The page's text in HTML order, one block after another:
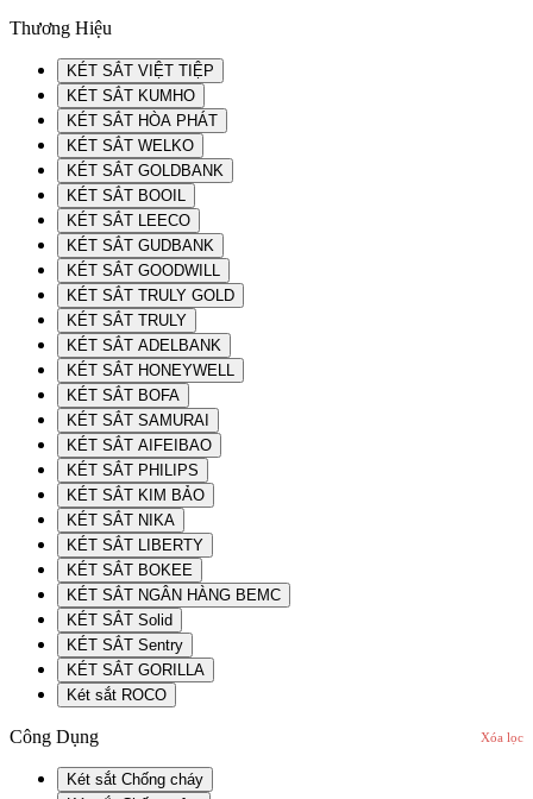
Thương Hiệu
KÉT SẮT VIỆT TIỆP
KÉT SẮT KUMHO
KÉT SẮT HÒA PHÁT
KÉT SẮT WELKO
KÉT SẮT GOLDBANK
KÉT SẮT BOOIL
KÉT SẮT LEECO
KÉT SẮT GUDBANK
KÉT SẮT GOODWILL
KÉT SẮT TRULY GOLD
KÉT SẮT TRULY
KÉT SẮT ADELBANK
KÉT SẮT HONEYWELL
KÉT SẮT BOFA
KÉT SẮT SAMURAI
KÉT SẮT AIFEIBAO
KÉT SẮT PHILIPS
KÉT SẮT KIM BẢO
KÉT SẮT NIKA
KÉT SẮT LIBERTY
KÉT SẮT BOKEE
KÉT SẮT NGÂN HÀNG BEMC
KÉT SẮT Solid
KÉT SẮT Sentry
KÉT SẮT GORILLA
Két sắt ROCO
Công Dụng Xóa lọc
Két sắt Chống cháy